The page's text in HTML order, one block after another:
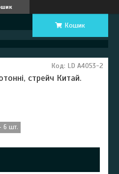
Кошик
стрейч Китай.
Код: LD А4053-2
6 шт.